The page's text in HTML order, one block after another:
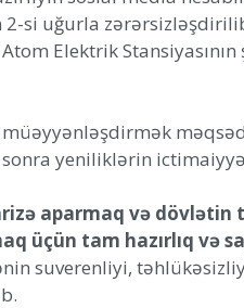
2-si uğurla
Elektrik
yeniliklərin
aparmaq və dövlətin
üçün tam hazırlıq və
suverenliyi,